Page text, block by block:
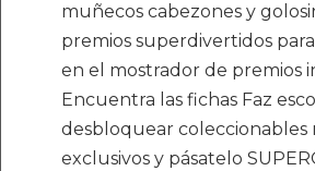
muñecos cabezones y
premios superdivertidos
en el mostrador de premios
Encuentra las fichas Faz
desbloquear coleccionables
exclusivos y pásatelo